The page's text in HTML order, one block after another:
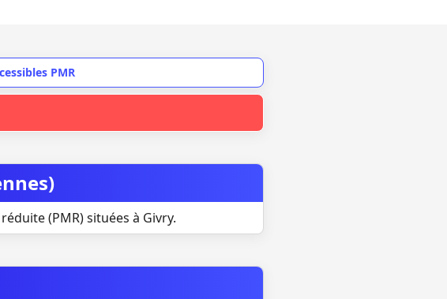
PMR
(PMR) situées à Givry.